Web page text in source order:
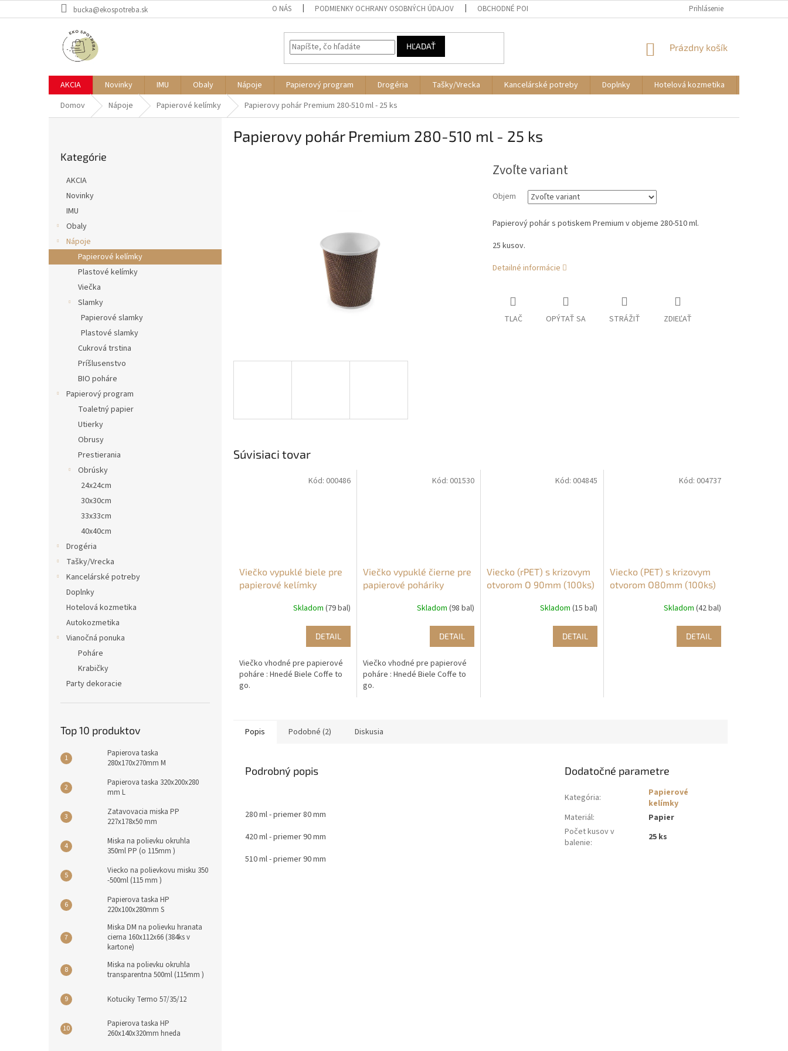
na
bucka@ekospotreba.sk O NÁS PODMIENKY OCHRANY OSOBNÝCH ÚDAJOV OBCHODNÉ PODMIENKY Prihlásenie
HĽADAŤ
NÁKUPNÝ
Prázdny košík
AKCIA Novinky IMU Obaly Nápoje Papierový program Drogéria Tašky/Vrecka Kancelárské potreby Doplnky Hotelová kozmetika
Domov
Nápoje Papierové kelímky Papierovy pohár Premium 280-510 ml - 25 ks
kategórie
Kategórie
AKCIA
Novinky
IMU
Obaly
Nápoje
Papierové kelímky
Plastové kelímky
Viečka
Slamky
Papierové slamky
Plastové slamky
Cukrová trstina
Príšlusenstvo
BIO poháre
Papierový program
Toaletný papier
Utierky
Obrusy
Prestierania
Obrúsky
24x24cm
30x30cm
33x33cm
40x40cm
Drogéria
Tašky/Vrecka
Kancelárské potreby
Doplnky
Hotelová kozmetika
Autokozmetika
Vianočná ponuka
Poháre
Krabičky
Party dekoracie
Top 10 produktov
Papierova taska
280x170x270mm M
Papierova taska 320x200x280
mm L
Zatavovacia miska PP
227x178x50 mm
Miska na polievku okruhla
350ml PP (o 115mm )
Viecko na polievkovu misku 350
-500ml (115 mm )
Papierova taska HP
220x100x280mm S
Miska DM na polievku hranata
cierna 160x112x66 (384ks v
kartone)
Miska na polievku okruhla
transparentna 500ml (115mm )
Kotuciky Termo 57/35/12
Papierova taska HP
260x140x320mm hneda
Papierovy pohár Premium 280-510 ml - 25 ks
Zvoľte variant
Objem
Papierový pohár s potiskem Premium v objeme 280-510 ml.
25 kusov.
Detailné informácie
TLAČ OPÝTAŤ SA STRÁŽIŤ ZDIEĽAŤ
Súvisiaci tovar
Viečko vypuklé biele pre
papierové kelímky
Skladom (79 bal)
DETAIL
Viečko vhodné pre papierové
poháre : Hnedé Biele Coffe to
go.
Kód: 000486
Viečko vypuklé čierne pre
papierové poháriky
Skladom (98 bal)
DETAIL
Viečko vhodné pre papierové
poháre : Hnedé Biele Coffe to
go.
Kód: 001530
Viecko (rPET) s krizovym
otvorom O 90mm (100ks)
Skladom(15 bal)
DETAIL
Kód: 004845
Viecko (PET) s krizovym
otvorom O80mm (100ks)
Skladom (42 bal)
DETAIL
Kód: 004737
Popis Podobné (2) Diskusia
Podrobný popis
280 ml - priemer 80 mm
420 ml - priemer 90 mm
510 ml - priemer 90 mm
Dodatočné parametre
Kategória:
Papierové
kelímky
Materiál:
Papier
Počet kusov v
balenie: 25 ks